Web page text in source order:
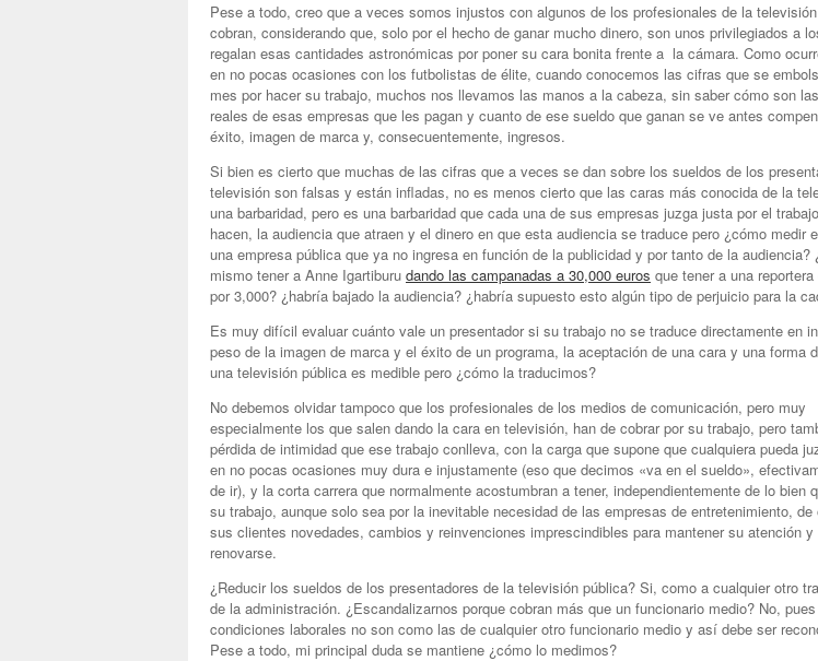
Pese a todo, creo que a veces somos injustos con algunos de los profesionales de la
cobran, considerando que, solo por el hecho de ganar mucho dinero, son unos privilegiados a
regalan esas cantidades astronómicas por poner su cara bonita frente a la cámara. Como
en no pocas ocasiones con los futbolistas de élite, cuando conocemos las cifras que se
mes por hacer su trabajo, muchos nos llevamos las manos a la cabeza, sin saber cómo son
reales de esas empresas que les pagan y cuanto de ese sueldo que ganan se ve antes
éxito, imagen de marca y, consecuentemente, ingresos.
Si bien es cierto que muchas de las cifras que a veces se dan sobre los sueldos de los
televisión son falsas y están infladas, no es menos cierto que las caras más conocida de la
una barbaridad, pero es una barbaridad que cada una de sus empresas juzga justa por el
hacen, la audiencia que atraen y el dinero en que esta audiencia se traduce pero ¿cómo medir
una empresa pública que ya no ingresa en función de la publicidad y por tanto de la audiencia?
mismo tener a Anne Igartiburu dando las campanadas a 30,000 euros que tener a una
por 3,000? ¿habría bajado la audiencia? ¿habría supuesto esto algún tipo de perjuicio para la
Es muy difícil evaluar cuánto vale un presentador si su trabajo no se traduce directamente en
peso de la imagen de marca y el éxito de un programa, la aceptación de una cara y una forma
una televisión pública es medible pero ¿cómo la traducimos?
No debemos olvidar tampoco que los profesionales de los medios de comunicación, pero muy
especialmente los que salen dando la cara en televisión, han de cobrar por su trabajo, pero
pérdida de intimidad que ese trabajo conlleva, con la carga que supone que cualquiera pueda
en no pocas ocasiones muy dura e injustamente (eso que decimos «va en el sueldo»,
de ir), y la corta carrera que normalmente acostumbran a tener, independientemente de lo bien
su trabajo, aunque solo sea por la inevitable necesidad de las empresas de entretenimiento, de
sus clientes novedades, cambios y reinvenciones imprescindibles para mantener su atención y
renovarse.
¿Reducir los sueldos de los presentadores de la televisión pública? Si, como a cualquier otro
de la administración. ¿Escandalizarnos porque cobran más que un funcionario medio? No,
condiciones laborales no son como las de cualquier otro funcionario medio y así debe ser
Pese a todo, mi principal duda se mantiene ¿cómo lo medimos?